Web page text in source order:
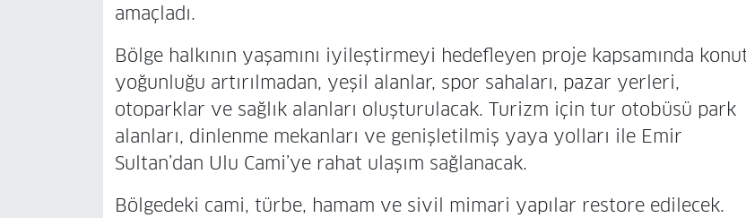
amaçladı.
Bölge halkının yaşamını iyileştirmeyi hedefleyen proje kapsamında
yoğunluğu artırılmadan, yeşil alanlar, spor sahaları, pazar yerleri,
otoparklar ve sağlık alanları oluşturulacak. Turizm için tur otobüsü park
alanları, dinlenme mekanları ve genişletilmiş yaya yolları ile Emir
Sultan’dan Ulu Cami’ye rahat ulaşım sağlanacak.
Bölgedeki cami, türbe, hamam ve sivil mimari yapılar restore edilecek.